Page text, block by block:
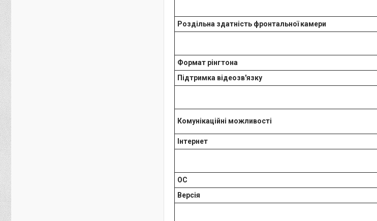
Роздільна здатність фронтальної камери
Формат рінгтона
Підтримка відеозв'язку
Комунікаційні можливості
Інтернет
ОС
Версія